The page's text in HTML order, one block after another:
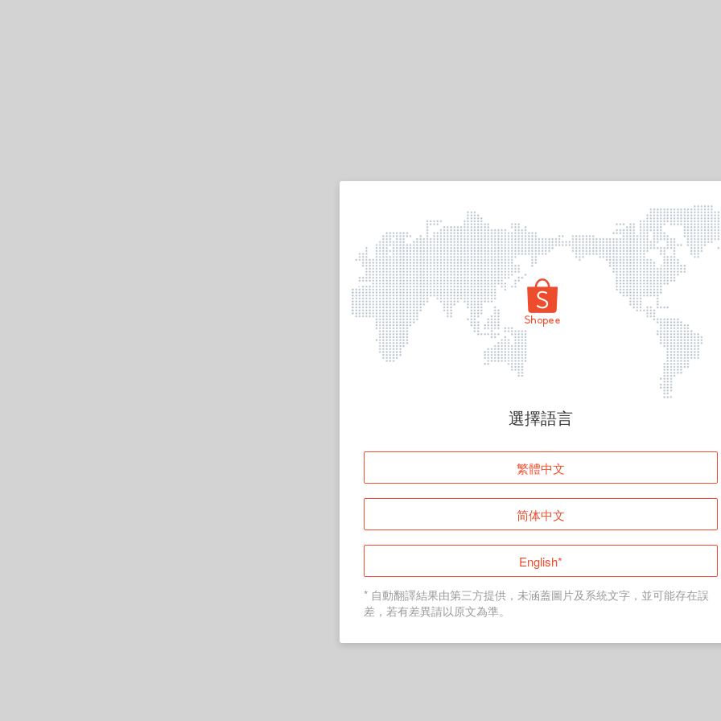
頁面無法顯示
登入
返回首頁
選擇語言
繁體中文
简体中文
English*
* 自動翻譯結果由第三方提供，未涵蓋圖片及系統文字，並可能存在誤
差，若有差異請以原文為準。